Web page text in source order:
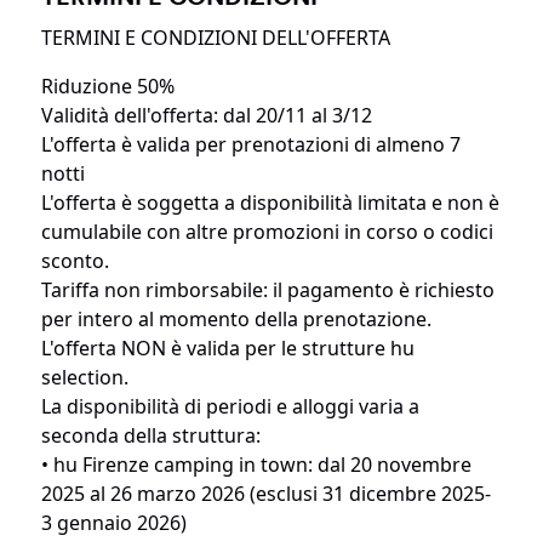
TERMINI E CONDIZIONI DELL'OFFERTA
Riduzione 50%
Validità dell'offerta: dal 20/11 al 3/12
L'offerta è valida per prenotazioni di almeno 7
notti
L'offerta è soggetta a disponibilità limitata e non è
cumulabile con altre promozioni in corso o codici
sconto.
Tariffa non rimborsabile: il pagamento è richiesto
per intero al momento della prenotazione.
L'offerta NON è valida per le strutture hu
selection.
La disponibilità di periodi e alloggi varia a
seconda della struttura:
• hu Firenze camping in town: dal 20 novembre
2025 al 26 marzo 2026 (esclusi 31 dicembre 2025-
3 gennaio 2026)